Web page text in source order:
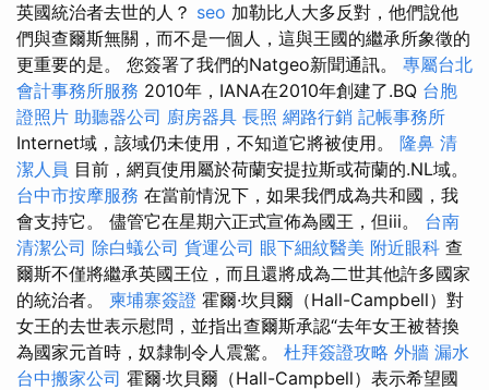
英國統治者去世的人？ seo 加勒比人大多反對，他們說他
們與查爾斯無關，而不是一個人，這與王國的繼承所象徵的
更重要的是。 您簽署了我們的Natgeo新聞通訊。 專屬台北
會計事務所服務 2010年，IANA在2010年創建了.BQ 台胞
證照片 助聽器公司 廚房器具 長照 網路行銷 記帳事務所
Internet域，該域仍未使用，不知道它將被使用。 隆鼻 清
潔人員 目前，網頁使用屬於荷蘭安提拉斯或荷蘭的.NL域。
台中市按摩服務 在當前情況下，如果我們成為共和國，我
會支持它。 儘管它在星期六正式宣佈為國王，但iii。 台南
清潔公司 除白蟻公司 貨運公司 眼下細紋醫美 附近眼科 查
爾斯不僅將繼承英國王位，而且還將成為二世其他許多國家
的統治者。 柬埔寨簽證 霍爾·坎貝爾（Hall-Campbell）對
女王的去世表示慰問，並指出查爾斯承認“去年女王被替換
為國家元首時，奴隸制令人震驚。 杜拜簽證攻略 外牆 漏水
台中搬家公司 霍爾·坎貝爾（Hall-Campbell）表示希望國